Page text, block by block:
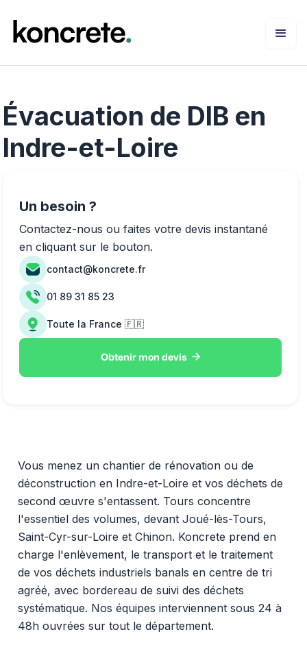
Évacuation de DIB en
Indre-et-Loire
Vous menez un chantier de rénovation ou de
déconstruction en Indre-et-Loire et vos déchets de
second œuvre s'entassent. Tours concentre
l'essentiel des volumes, devant Joué-lès-Tours,
Saint-Cyr-sur-Loire et Chinon. Koncrete prend en
charge l'enlèvement, le transport et le traitement
de vos déchets industriels banals en centre de tri
agréé, avec bordereau de suivi des déchets
systématique. Nos équipes interviennent sous 24 à
48h ouvrées sur tout le département.
Un besoin ?
Contactez-nous ou faites votre devis instantané
en cliquant sur le bouton.
contact@koncrete.fr
01 89 31 85 23
Toute la France 🇫🇷
Obtenir mon devis 